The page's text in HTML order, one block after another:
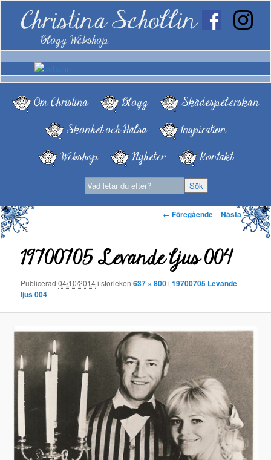
Christina Schollin
Blogg Webshop
Om Christina Blogg
Skådespelerskan
Skönhet och Hälsa
Inspiration
Webshop
Nyheter Kontakt
Bildnavigering
← Föregående Nästa →
19700705 Levande ljus 004
Publicerad04/10/2014i storleken637 × 800i19700705 Levande
ljus 004